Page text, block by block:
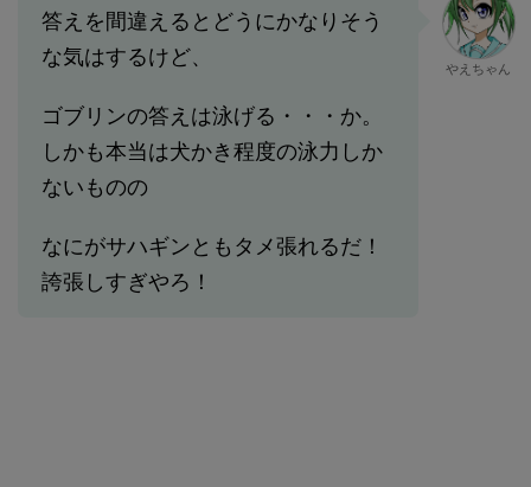
答えを間違えるとどうにかなりそう
な気はするけど、
ゴブリンの答えは泳げる・・・か。
しかも本当は犬かき程度の泳力しか
ないものの
なにがサハギンともタメ張れるだ！
誇張しすぎやろ！
やえちゃん